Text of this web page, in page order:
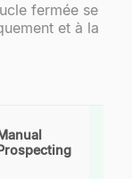
fermée se
et à la